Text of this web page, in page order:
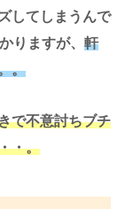
してしまうんで
りますが、 軒
。
で不意討ちブチ
・。